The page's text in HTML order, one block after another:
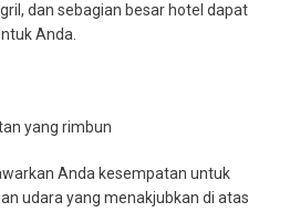
dan sebagian besar hotel dapat
Anda.
yang rimbun
Anda kesempatan untuk
udara yang menakjubkan di atas